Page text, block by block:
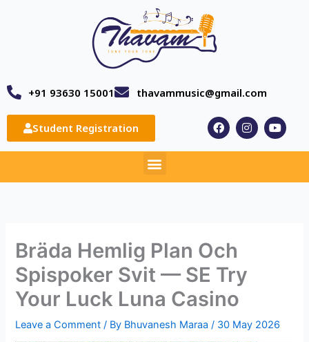
+91 93630 15001 thavammusic@gmail.com
Student Registration
F
a
e
I
n
t
Y
o
t
Menu
Bräda Hemlig Plan Och
Spispoker Svit — SE Try
Your Luck Luna Casino
Leave a Comment / By Bhuvanesh Maraa/ 30 May 2026